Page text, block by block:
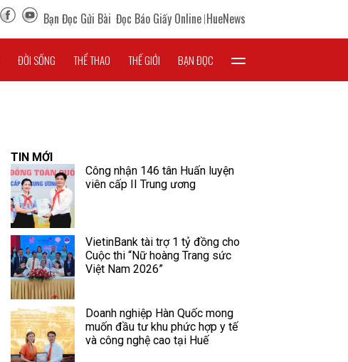
Bạn Đọc Gửi Bài Đọc Báo Giấy Online HueNews
ĐỜI SỐNG THỂ THAO THẾ GIỚI BẠN ĐỌC
TIN MỚI
Công nhận 146 tân Huấn luyện
viên cấp II Trung ương
VietinBank tài trợ 1 tỷ đồng cho
Cuộc thi “Nữ hoàng Trang sức
Việt Nam 2026”
Doanh nghiệp Hàn Quốc mong
muốn đầu tư khu phức hợp y tế
và công nghệ cao tại Huế